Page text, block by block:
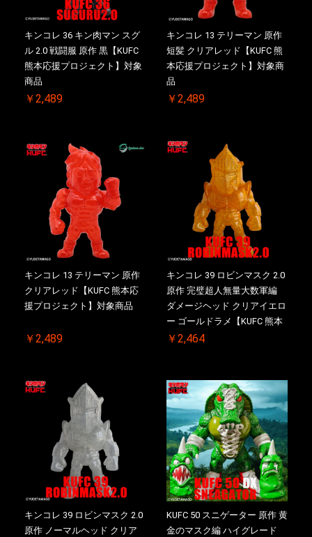
キンコレ 36 キン肉マン スグ
ル 2.0 戦闘服 原作 黒【KUFC
熊本応援プロジェクト】対象
商品
￥2,489
キンコレ 13 テリーマン 原作
短髪 クリアレッド【KUFC 熊
本応援プロジェクト】対象商
品
￥2,489
キンコレ 13 テリーマン 原作
クリアレッド【KUFC 熊本応
援プロジェクト】対象商品
￥2,489
キンコレ 39 ロビンマスク 2.0
原作 完璧超人無量大数軍編
ダメージヘッド クリアイエロ
ー ゴールドラメ【KUFC 熊本
応援プロジェクト】対象商品
￥2,464
キンコレ 39 ロビンマスク 2.0
原作 ノーマルヘッド クリア
KUFC 50 スニゲーター 原作 黄
金のマスク編 ハイグレード